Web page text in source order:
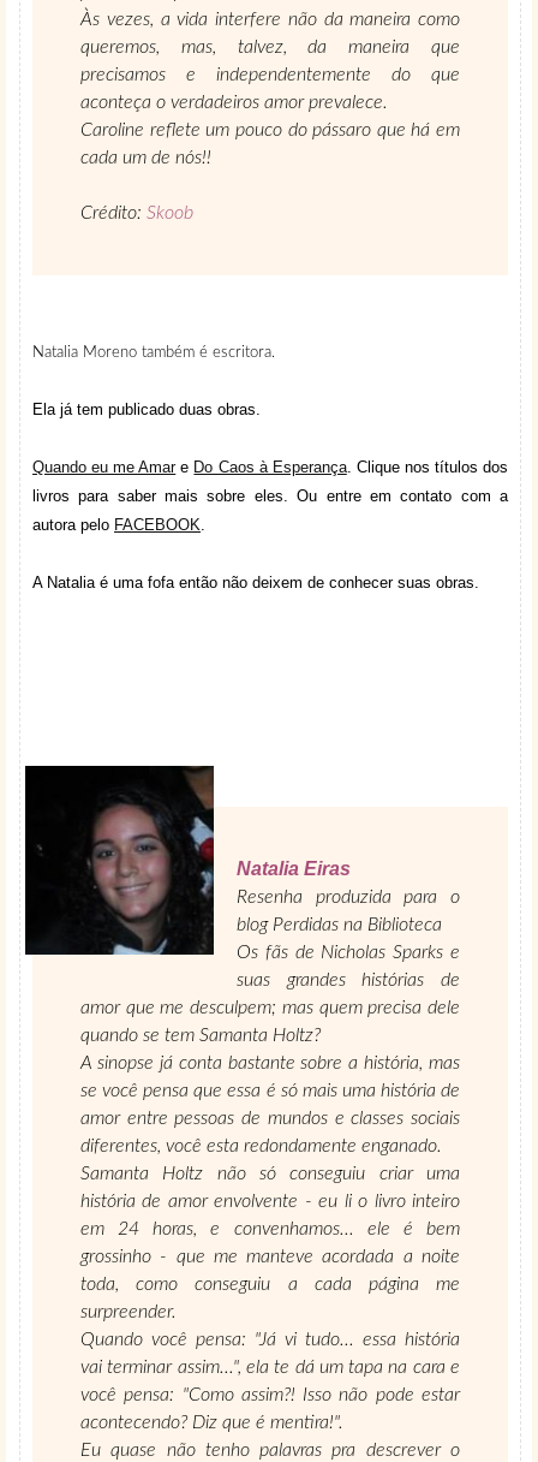
Às vezes, a vida interfere não da maneira como
queremos, mas, talvez, da maneira que
precisamos e independentemente do que
aconteça o verdadeiros amor prevalece.
Caroline reflete um pouco do pássaro que há em
cada um de nós!!
Crédito: Skoob
Natalia Moreno também é escritora.
Ela já tem publicado duas obras.
Quando eu me Amare Do Caos à Esperança. Clique nos títulos dos
livros para saber mais sobre eles. Ou entre em contato com a
autora pelo FACEBOOK.
A Natalia é uma fofa então não deixem de conhecer suas obras.
Natalia Eiras
Resenha produzida para o
blog Perdidas na Biblioteca
Os fãs de Nicholas Sparks e
suas grandes histórias de
amor que me desculpem; mas quem precisa dele
quando se tem Samanta Holtz?
A sinopse já conta bastante sobre a história, mas
se você pensa que essa é só mais uma história de
amor entre pessoas de mundos e classes sociais
diferentes, você esta redondamente enganado.
Samanta Holtz não só conseguiu criar uma
história de amor envolvente - eu li o livro inteiro
em 24 horas, e convenhamos... ele é bem
grossinho - que me manteve acordada a noite
toda, como conseguiu a cada página me
surpreender.
Quando você pensa: "Já vi tudo... essa história
vai terminar assim...", ela te dá um tapa na cara e
você pensa: "Como assim?! Isso não pode estar
acontecendo? Diz que é mentira!".
Eu quase não tenho palavras pra descrever o